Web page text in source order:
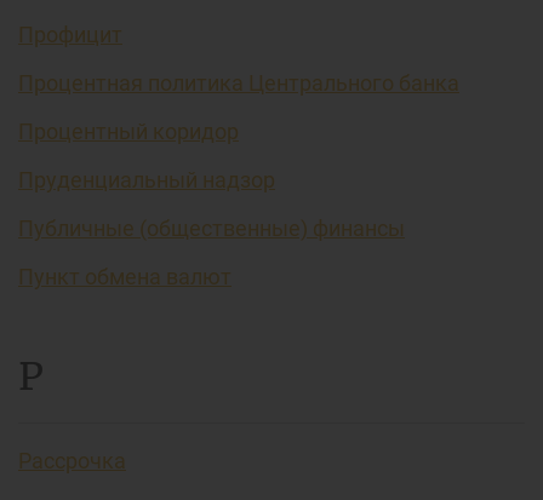
Профицит
Процентная политика Центрального банка
Процентный коридор
Пруденциальный надзор
Публичные (общественные) финансы
Пункт обмена валют
Р
Рассрочка